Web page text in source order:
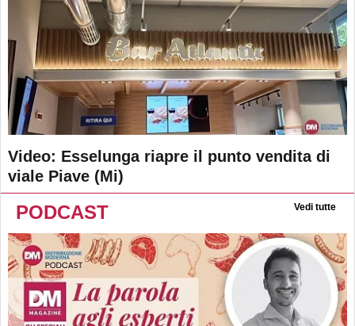
Video: Esselunga riapre il punto vendita di
viale Piave (Mi)
PODCAST Vedi tutte